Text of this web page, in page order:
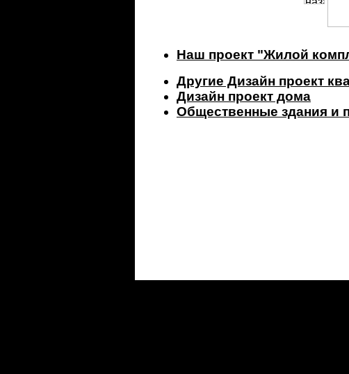
Наш проект "Жилой
Другие Дизайн проект
Дизайн проект дома
Общественные здания и